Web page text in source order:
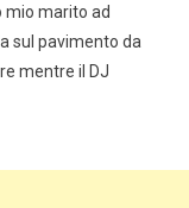
mio marito ad
sul pavimento da
mentre il DJ